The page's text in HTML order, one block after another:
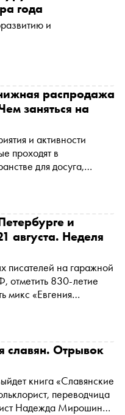
Мефистофеля,
своей книге Алексей
за образом
обнажают
самобытность у
года
и
распродажа
заняться на
и активности
проходят в
для досуга,
и
августа. Неделя
писателей на гаражной
отметить 830-летие
микс «Евгения
славян. Отрывок
книга «Славянские
переводчица
Надежда Мирошина